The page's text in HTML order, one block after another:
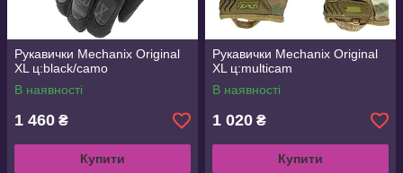
Рукавички Mechanix Original
XL ц:black/camo
В наявності
1 460 ₴
Купити
Рукавички Mechanix Original
XL ц:multicam
В наявності
1 020 ₴
Купити